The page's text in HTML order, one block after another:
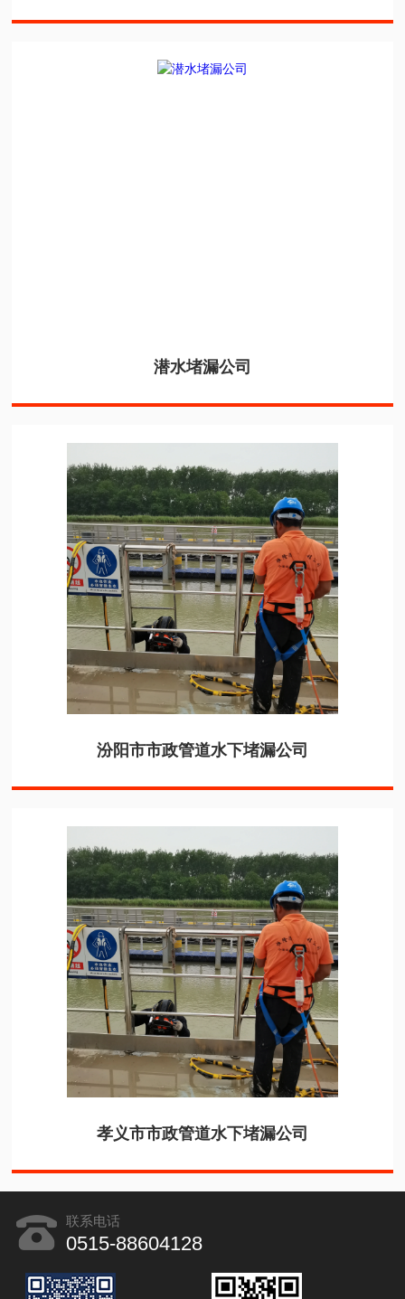
潜水堵漏公司
汾阳市市政管道水下堵漏公司
孝义市市政管道水下堵漏公司
联系电话
0515-88604128